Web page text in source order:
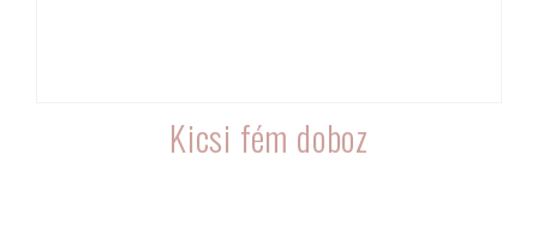
Kicsi fém doboz